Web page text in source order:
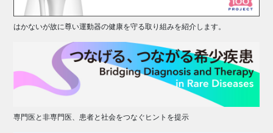
はかないが故に尊い運動器の健康を守る取り組みを紹介します。
専門医と非専門医、患者と社会をつなぐヒントを提示